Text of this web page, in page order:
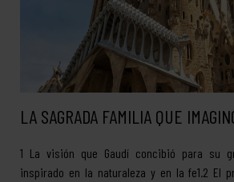
LA SAGRADA FAMILIA QUE
1 La visión que Gaudí concibió para su
inspirado en la naturaleza y en la fe1.2 El